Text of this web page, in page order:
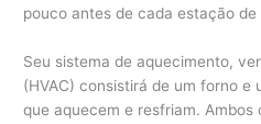
pouco antes de cada estação
Seu sistema de aquecimento,
(HVAC) consistirá de um forno e
que aquecem e resfriam. Ambos